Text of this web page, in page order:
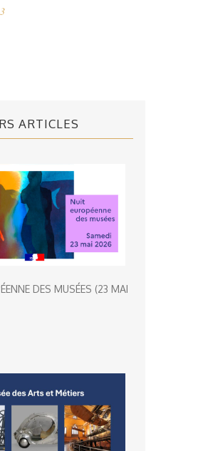
ARTICLES
DES MUSÉES (23 MAI